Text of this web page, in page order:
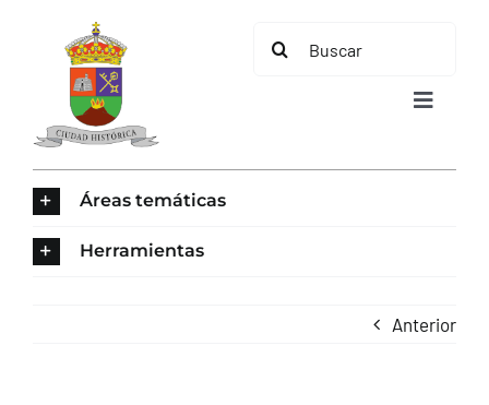
contenido
Buscar:
Toggle
Áreas temáticas
Herramientas
Anterior